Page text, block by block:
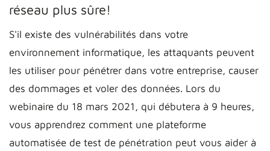
réseau plus sûre!
S'il existe des vulnérabilités dans votre
environnement informatique, les attaquants peuvent
les utiliser pour pénétrer dans votre entreprise, causer
des dommages et voler des données. Lors du
webinaire du 18 mars 2021, qui débutera à 9 heures,
vous apprendrez comment une plateforme
automatisée de test de pénétration peut vous aider à